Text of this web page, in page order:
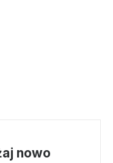
nowo